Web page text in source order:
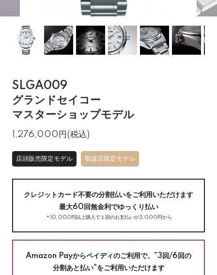
SLGA009
グランドセイコー
マスターショップモデル
1,276,000円(税込)
店頭販売限定モデル 取扱店限定モデル
クレジットカード不要の分割払いをご利用いただけます
最大60回無金利でゆっくり払い
＊10,000円以上購入で１回のお支払いが3,000円から
Amazon Payからペイディのご利用で、"3回/6回の
分割あと払い"をご利用いただけます